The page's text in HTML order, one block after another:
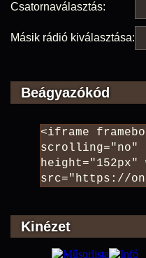
Csatornaválasztás:
Másik rádió kiválasztása:
Beágyazókód
Kinézet